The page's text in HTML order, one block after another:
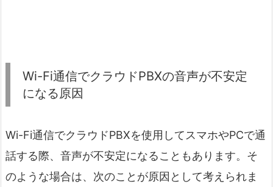
Wi-Fi通信でクラウドPBXの音声が不安定
になる原因
Wi-Fi通信でクラウドPBXを使用してスマホやPCで通
話する際、音声が不安定になることもあります。そ
のような場合は、次のことが原因として考えられま